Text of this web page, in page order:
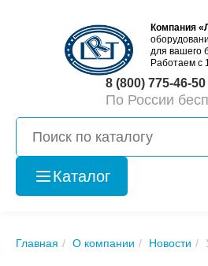
Компания
для вашего
Работаем с
8 (800) 775-46-50
По России
Каталог
Оборудование
б/у
Главная О компании Новости